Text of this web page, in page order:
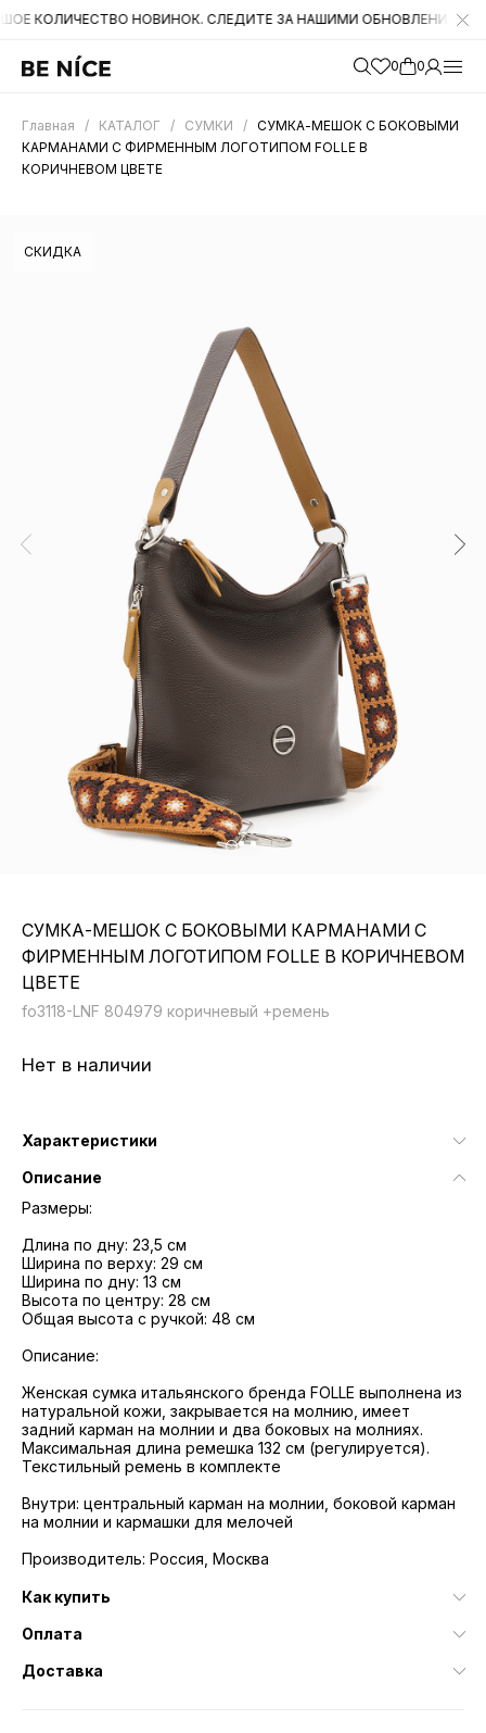
НОВИНОК. СЛЕДИТЕ ЗА НАШИМИ ОБНОВЛЕНИЯМИ НА
0 0
Главная / КАТАЛОГ / СУМКИ / СУМКА-МЕШОК С БОКОВЫМИ
КАРМАНАМИ C ФИРМЕННЫМ ЛОГОТИПОМ FOLLE В
КОРИЧНЕВОМ ЦВЕТЕ
СКИДКА
СУМКА-МЕШОК С БОКОВЫМИ КАРМАНАМИ C
ФИРМЕННЫМ ЛОГОТИПОМ FOLLE В КОРИЧНЕВОМ
ЦВЕТЕ
fo3118-LNF 804979 коричневый +ремень
Нет в наличии
Характеристики
Описание
Размеры:
Длина по дну: 23,5 см
Ширина по верху: 29 см
Ширина по дну: 13 см
Высота по центру: 28 см
Общая высота с ручкой: 48 см
Описание:
Женская сумка итальянского бренда FOLLE выполнена из
натуральной кожи, закрывается на молнию, имеет
задний карман на молнии и два боковых на молниях.
Максимальная длина ремешка 132 см (регулируется).
Текстильный ремень в комплекте
Внутри: центральный карман на молнии, боковой карман
на молнии и кармашки для мелочей
Производитель: Россия, Москва
Как купить
Оплата
Доставка